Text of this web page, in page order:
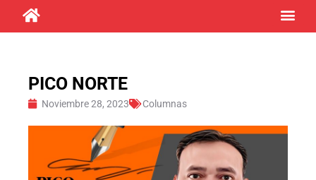
PICO NORTE
Noviembre 28, 2023 Columnas